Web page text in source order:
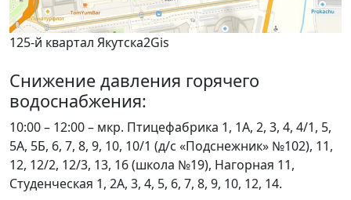
125-й квартал Якутска2Gis
Снижение давления горячего
водоснабжения:
10:00 – 12:00 – мкр. Птицефабрика 1, 1А, 2, 3, 4, 4/1, 5,
5А, 5Б, 6, 7, 8, 9, 10, 10/1 (д/с «Подснежник» №102), 11,
12, 12/2, 12/3, 13, 16 (школа №19), Нагорная 11,
Студенческая 1, 2А, 3, 4, 5, 6, 7, 8, 9, 10, 12, 14.